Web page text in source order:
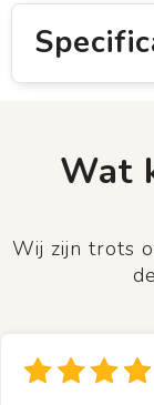
Wat
Wij zijn trots